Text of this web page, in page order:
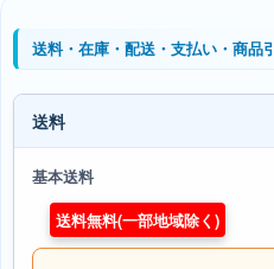
送料・在庫・配送・支払い・商品
送料
基本送料
送料無料(一部地域除く)